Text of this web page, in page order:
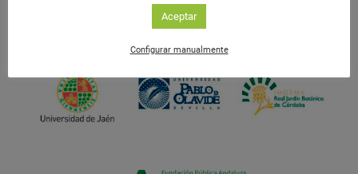
Aceptar
Configurar manualmente